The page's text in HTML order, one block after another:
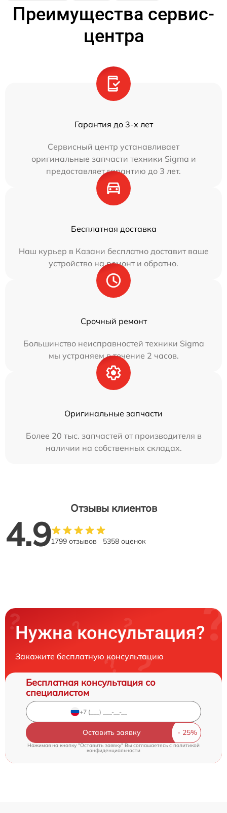
Преимущества сервис-
центра
Гарантия до 3-х лет
Сервисный центр устанавливает
оригинальные запчасти техники Sigma и
предоставляет гарантию до 3 лет.
Бесплатная доставка
Наш курьер в Казани бесплатно доставит ваше
устройство на ремонт и обратно.
Срочный ремонт
Большинство неисправностей техники Sigma
мы устраняем в течение 2 часов.
Оригинальные запчасти
Более 20 тыс. запчастей от производителя в
наличии на собственных складах.
Отзывы клиентов
4.91799 отзывов 5358 оценок
Нужна консультация?
Закажите бесплатную консультацию
Бесплатная консультация со
специалистом
Оставить заявку
Нажимая на кнопку "Оставить заявку" Вы соглашаетесь c политикой
конфиденциальности